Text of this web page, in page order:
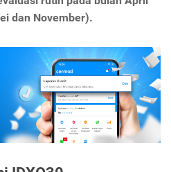
dan November).